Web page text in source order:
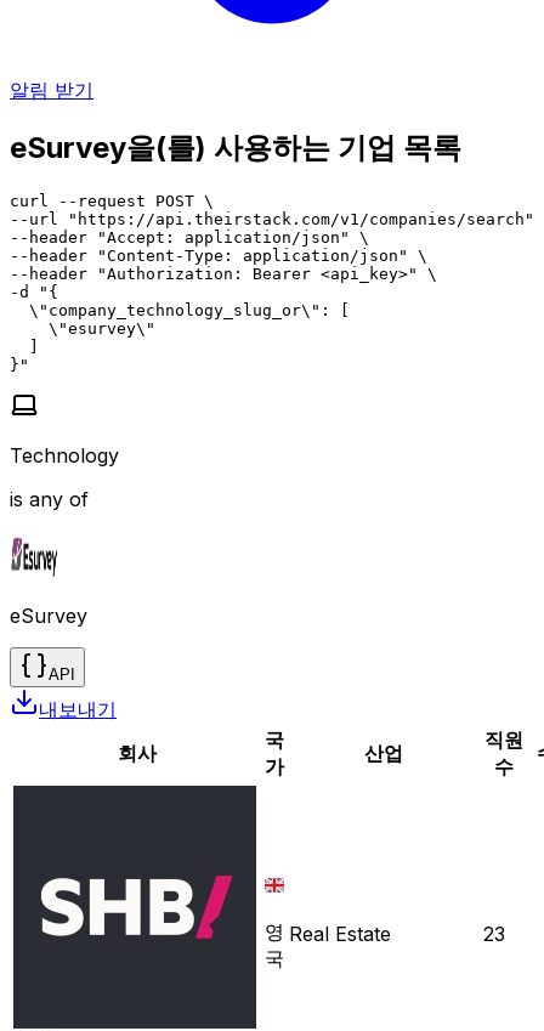
알림 받기
eSurvey을(를) 사용하는 기업 목록
curl --request POST \
--url "https://api.theirstack.com/v1/companies/search"
--header "Accept: application/json" \
--header "Content-Type: application/json" \
--header "Authorization: Bearer <api_key>" \
-d "{
  \"company_technology_slug_or\": [
    \"esurvey\"
  ]
}"
Technology
is any of
eSurvey
API
내보내기
회사
국
가
산업
직원
수
영
국
Real Estate 23